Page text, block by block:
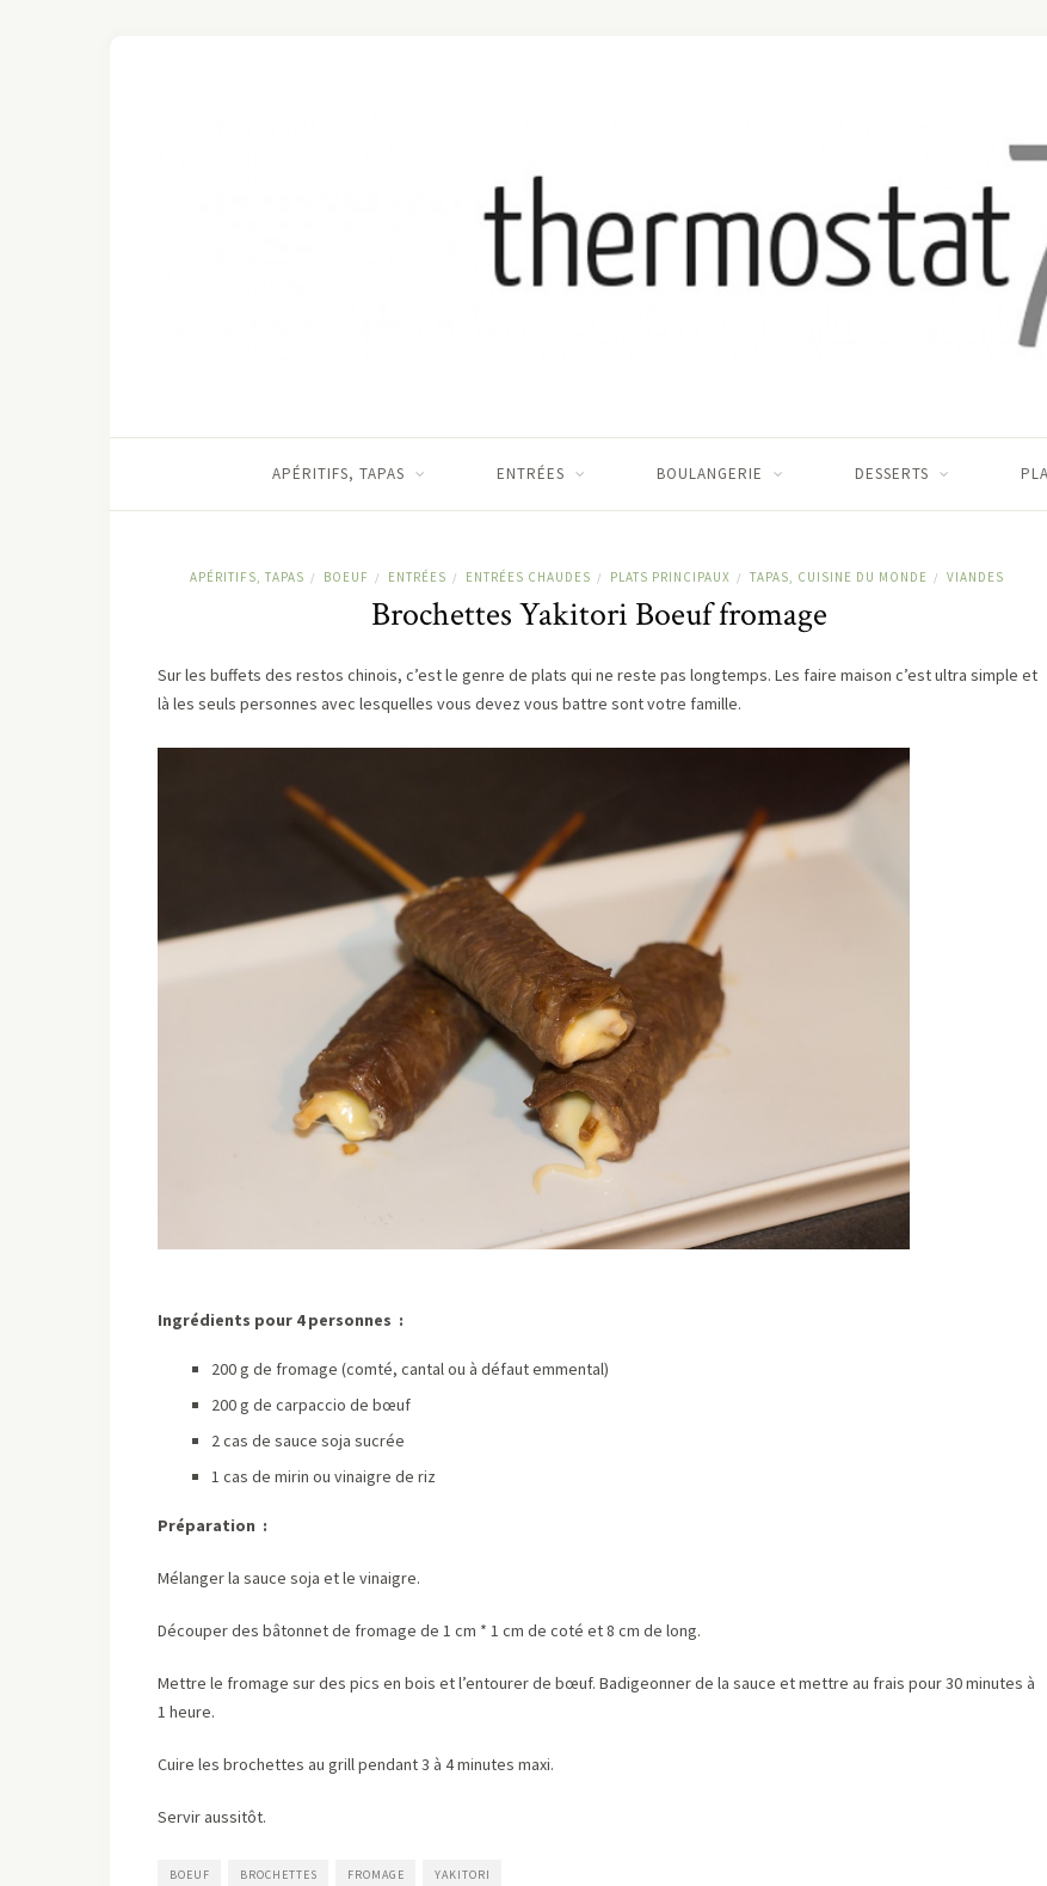
APÉRITIFS, TAPAS ENTRÉES BOULANGERIE DESSERTS
APÉRITIFS, TAPAS / BOEUF / ENTRÉES / ENTRÉES CHAUDES / PLATS PRINCIPAUX / TAPAS, CUISINE DU MONDE / VIANDES
Brochettes Yakitori Boeuf fromage
Sur les buffets des restos chinois, c’est le genre de plats qui ne reste pas longtemps. Les faire maison c’est ultra simple et
là les seuls personnes avec lesquelles vous devez vous battre sont votre famille.
Ingrédients pour 4 personnes :
200 g de fromage (comté, cantal ou à défaut emmental)
200 g de carpaccio de bœuf
2 cas de sauce soja sucrée
1 cas de mirin ou vinaigre de riz
Préparation :
Mélanger la sauce soja et le vinaigre.
Découper des bâtonnet de fromage de 1 cm * 1 cm de coté et 8 cm de long.
Mettre le fromage sur des pics en bois et l’entourer de bœuf. Badigeonner de la sauce et mettre au frais pour 30 minutes à
1 heure.
Cuire les brochettes au grill pendant 3 à 4 minutes maxi.
Servir aussitôt.
BOEUF BROCHETTES FROMAGE YAKITORI